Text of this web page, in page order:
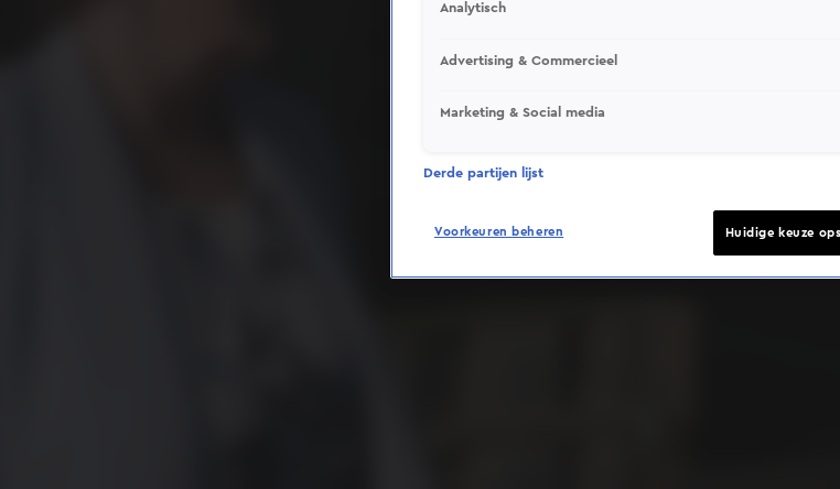
Deze video is niet beschikbaar op je
Analytisch
Advertising & Commercieel
Marketing & Social media
Derde partijen lijst
Voorkeuren beheren Huidige keuze